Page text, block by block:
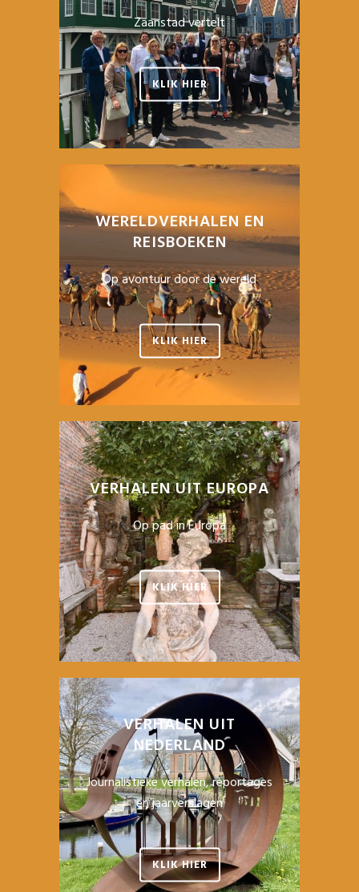
Zaanstad vertelt
KLIK HIER
WERELDVERHALEN EN
REISBOEKEN
Op avontuur door de wereld
KLIK HIER
VERHALEN UIT EUROPA
Op pad in Europa
KLIK HIER
VERHALEN UIT
NEDERLAND
Journalistieke verhalen, reportages
en jaarverslagen
KLIK HIER